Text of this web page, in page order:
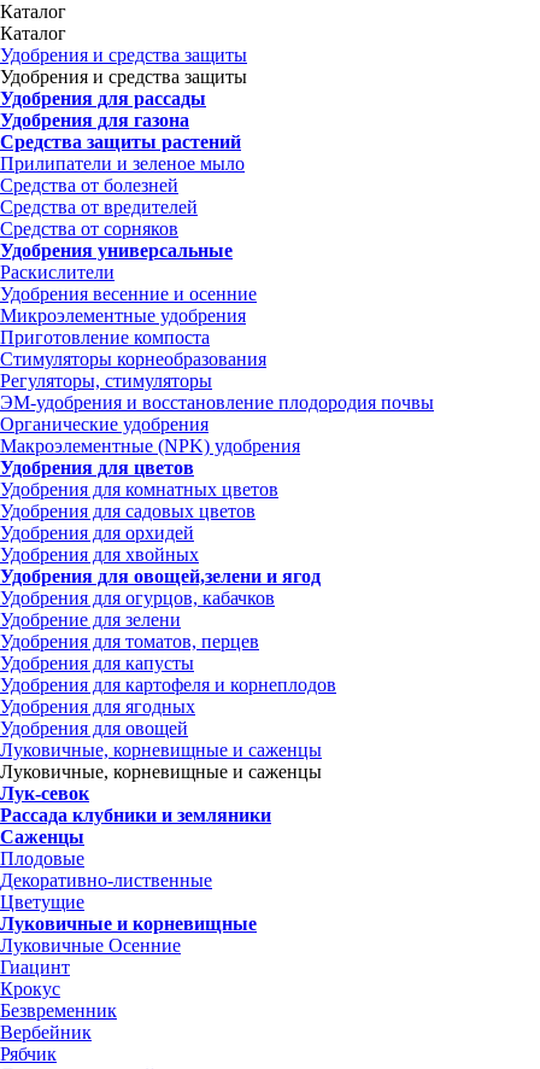
Каталог
Каталог
Удобрения и средства защиты
Удобрения и средства защиты
Удобрения для рассады
Удобрения для газона
Средства защиты растений
Прилипатели и зеленое мыло
Средства от болезней
Средства от вредителей
Средства от сорняков
Удобрения универсальные
Раскислители
Удобрения весенние и осенние
Микроэлементные удобрения
Приготовление компоста
Стимуляторы корнеобразования
Регуляторы, стимуляторы
ЭМ-удобрения и восстановление плодородия почвы
Органические удобрения
Макроэлементные (NPK) удобрения
Удобрения для цветов
Удобрения для комнатных цветов
Удобрения для садовых цветов
Удобрения для орхидей
Удобрения для хвойных
Удобрения для овощей,зелени и ягод
Удобрения для огурцов, кабачков
Удобрение для зелени
Удобрения для томатов, перцев
Удобрения для капусты
Удобрения для картофеля и корнеплодов
Удобрения для ягодных
Удобрения для овощей
Луковичные, корневищные и саженцы
Луковичные, корневищные и саженцы
Лук-севок
Рассада клубники и земляники
Саженцы
Плодовые
Декоративно-лиственные
Цветущие
Луковичные и корневищные
Луковичные Осенние
Гиацинт
Крокус
Безвременник
Вербейник
Рябчик